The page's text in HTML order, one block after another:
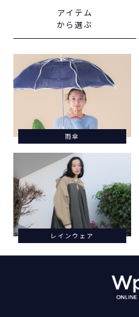
アイテム
から選ぶ
雨傘
レインウェア